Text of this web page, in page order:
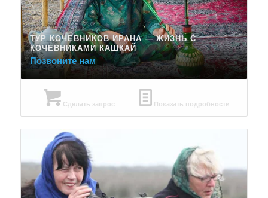
ТУР КОЧЕВНИКОВ ИРАНА — ЖИЗНЬ С
КОЧЕВНИКАМИ КАШКАЙ
Позвоните нам
Сделать запрос Показать подробности